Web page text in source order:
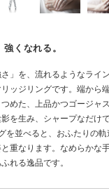
くなれる。
」を、流れるようなライ
ッジリングです。端から
めた、上品かつゴージャ
を生み、シャープなだけ
を並べると、おふたりの
重なります。なめらかな
れる逸品です。